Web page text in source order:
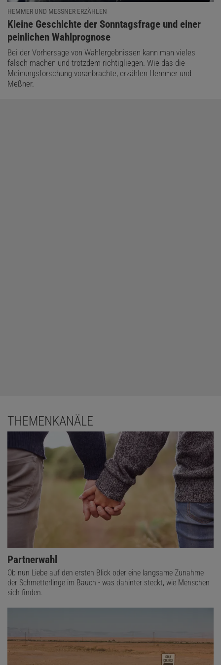
in jenen Stunden einzig eine Zeichnung, vor allem ihres Gesichts
anfertigte. Mit farbigen Kreiden und wohl auch mit Hilfe eines
Farbfächers, mit dem er die Hautfarbe leichter zuordnen konnte.
Dieses Vorgehen war das übliche Prozedere Holbeins bei der
Anfertigung seiner Porträtgemälde. Eine ganze Menge dieser
Vorarbeiten sind erhalten und können heute zum Beispiel in der
National Gallery oder in Windsor Castle besichtigt werden.
Verzückter König
Zurück in England soll Heinrich direkt bei der Ankunft des Malers
am 18. März das vorläufige Porträt betrachtet haben. Offenbar
ganzen Tag Musik spielen. Das erste Mal seit dem Tod seiner
dritten Frau Jane Seymour wohlgemerkt.
Außerdem wies er an, die Zeichnung nun auch in ein
Ganzkörperporträt umzuwandeln. Holbein schritt zur Tat und
direkt, fast ein bisschen herausfordernd, ein Merkmal, das im
direkten Kontrast zu den damals üblichen demütigen
HEMMER UND MESSNER ERZÄHLEN
:Kleine Geschichte der Sonntagsfrage und einer
peinlichen Wahlprognose
Bei der Vorhersage von Wahlergebnissen kann man vieles
falsch machen und trotzdem richtigliegen. Wie das die
Meinungsforschung voranbrachte, erzählen Hemmer und
Meßner.
THEMENKANÄLE
Partnerwahl
Ob nun Liebe auf den ersten Blick oder eine langsame Zunahme
der Schmetterlinge im Bauch - was dahinter steckt, wie Menschen
sich finden.